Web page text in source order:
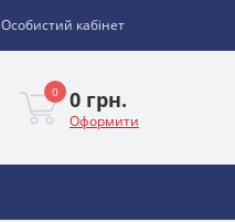
Особистий кабінет
0 0 грн.
Оформити